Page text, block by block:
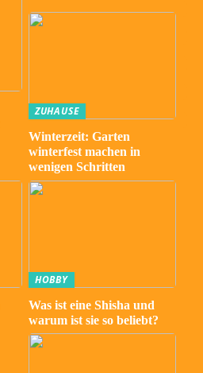
ZUHAUSE
Winterzeit: Garten
winterfest machen in
wenigen Schritten
HOBBY
Was ist eine Shisha und
warum ist sie so beliebt?